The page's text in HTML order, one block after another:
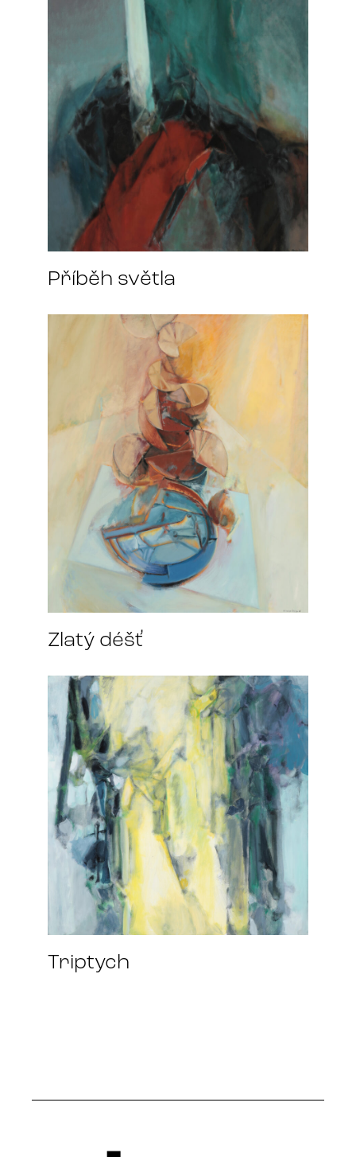
Příběh světla
Zlatý déšť
Triptych